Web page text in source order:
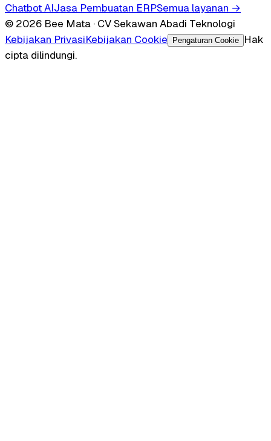
Chatbot AIJasa Pembuatan ERPSemua layanan →
© 2026 Bee Mata · CV Sekawan Abadi Teknologi
Kebijakan PrivasiKebijakan Cookie Pengaturan Cookie
Hak
cipta dilindungi.